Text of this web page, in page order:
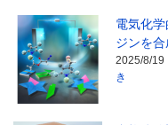
電気化
ジンを
2025/8/19
き